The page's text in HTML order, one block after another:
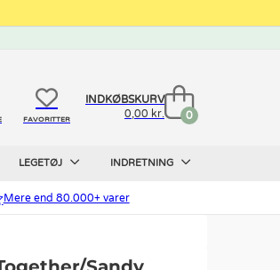
FAVORITTER
INDKØBSKURV
0,00 kr.
0
LEGETØJ INDRETNING
Mere end 80.000+ varer